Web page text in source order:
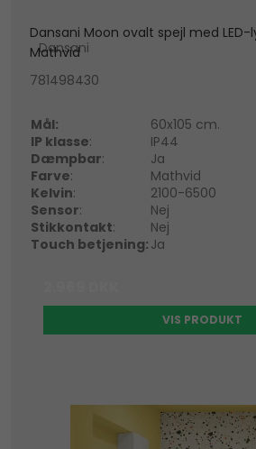
Dansani Moon ovalt spejl med LED-
Mathvid
Dansani
781498430
Mål:
60x105 cm.
IP klasse:
IP44
Dæmpbar:
Ja
Farve:
Mathvid
Kelvin:
2100-6500
Sensor:
Nej
Stikkontakt:
Nej
Touch betjening: Ja
VIS PRODUKT